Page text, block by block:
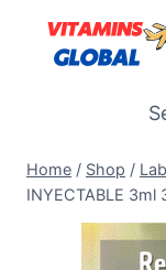
content
Home / Shop /
INYECTABLE 3ml